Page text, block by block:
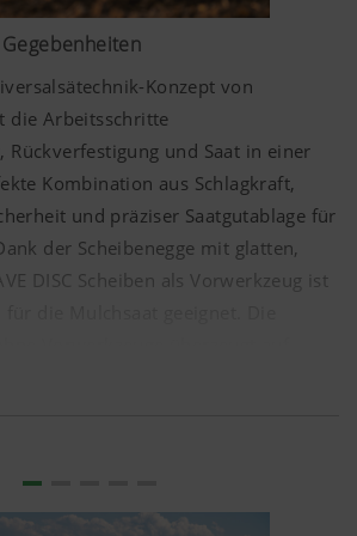
Technologien (auch
Konzept von
die Arbeitsschritte
Rückverfestigung und Saat in einer
Kombination aus Schlagkraft,
und präziser Saatgutablage für
der Scheibenegge mit glatten,
DISC Scheiben als Vorwerkzeug ist
vorgespannt, somit wird eine
über die gesamte
Position gewährleistet. Über die